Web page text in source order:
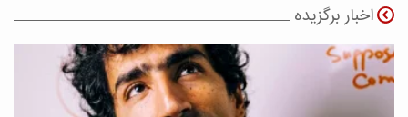
اخبار برگزیده